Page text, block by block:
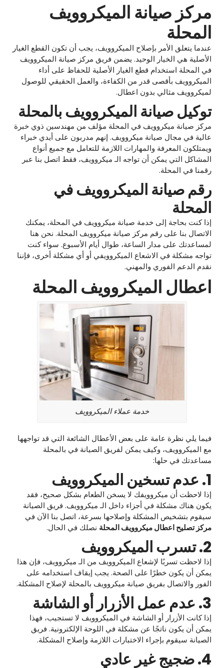
مركز صيانة الميكروويف
المحلة
عندما يتعلق الأمر بإصلاح الميكروويف، يجب أن تكون القطع الغيار
الأصلية هي الخيار الوحيد. يضمن فريق مركز صيانة الميكروويف
في المحلة استخدام قطع الغيار الأصلية للحفاظ على أداء
الميكروويف بأقصى قدر من الكفاءة، والعمل الحقيقي للوصول
لميكروويف مثالي بدون اعطال.
توكيل صيانة الميكروويف بالمحلة
مركز صيانة ميكروويف في المحلة مؤلف من مهندسين ذوي خبرة
عالية في مجال صيانة ميكروويف. إنهم مدربون على أيدي خبراء
ويمتلكون المعرفة والمهارات اللازمة للتعامل مع جميع أنواع
المشاكل التي يمكن أن تواجه الـ ميكروويف، فقط اتصل بنا عبر
رقمنا في المحلة.
رقم صيانة الميكروويف في
المحلة
إذا كنت بحاجة إلى خدمة صيانة ميكروويف في المحلة، يمكنك
الاتصال بنا على رقم مركز صيانة ميكروويف المحلة. نحن هنا
لمساعدتك على مدار الساعة، طوال أيام الأسبوع. سواء كنت
تواجه مشكلة في الاشعاع الميكروويفي أو أي مشكلة أخرى، فإننا
نقدم الدعم الفوري والمهني.
اعطال الميكروويف المحلة
خدمة عملاء الميكروويف
فيما يلي نظرة عامة على بعض الأعطال الشائعة التي قد تواجهها
مع الميكروويف، وكيف يمكن لفريق الصيانة في بالمحلة
مساعدتك في حلها:
1. عدم تسخين الميكروويف
إذا لاحظت أن ميكروويفك لا يسخن الطعام بشكل صحيح، فقد
يكون هناك مشكلة في أجزاء داخل الـ ميكروويف. فريق الصيانة
سيقوم بتشخيص المشكلة وإصلاحها بسرعة، اتصل بنا الآن في
مركز تصليح اعطال ميكروويف المحلة نصلك في الحال.
2. تسرب الميكروويف
إذا لاحظت تسربًا لإشعاع الميكروويف من الـ ميكروويف، فإن هذا
يمكن أن يكون خطرًا على الصحة. يجب إيقاف استخدامه على
الفور والاتصال بفريق صيانة ميكروويف بالمحلة لإصلاح المشكلة.
3. عدم عمل الأزرار أو الشاشة
إذا كانت الأزرار أو الشاشة في الميكروويف لا تستجيب، فهذا
يمكن أن يكون ناتجًا عن مشكلة في اللوحة الإلكترونية. فريق
الصيانة سيقوم بإجراء الاختبارات اللازمة وإصلاح المشكلة.
4. ضجيج غير عادي